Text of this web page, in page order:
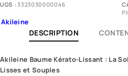
UGS :3323030000046
Akileine
DESCRIPTION
Akileine Baume Kérato-Lissant : La
Lisses et Souples